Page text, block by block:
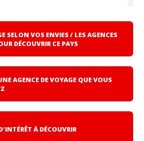
SELON VOS ENVIES / LES AGENCES
DÉCOUVRIR CE PAYS
AGENCE DE VOYAGE QUE VOUS
À DÉCOUVRIR